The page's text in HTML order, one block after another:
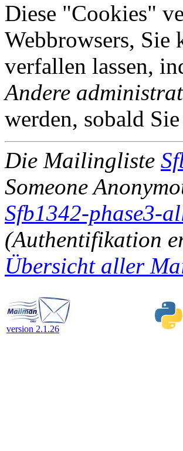
Diese "Cookies"
Webbrowsers, Sie
verfallen lassen,
Andere
werden, sobald
Die Mailingliste
Someone
Sfb1342-phase3-
(Authentifikation
Übersicht aller
version 2.1.26